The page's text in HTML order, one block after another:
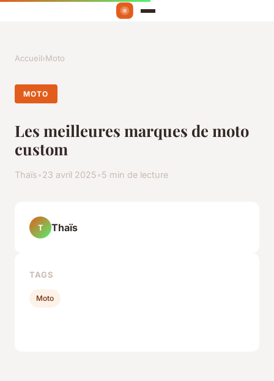
Accueil›Moto
MOTO
Les meilleures marques de moto
custom
Thaïs•23 avril 2025•5 min de lecture
T Thaïs
TAGS
Moto